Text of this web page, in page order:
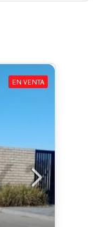
EN VENTA